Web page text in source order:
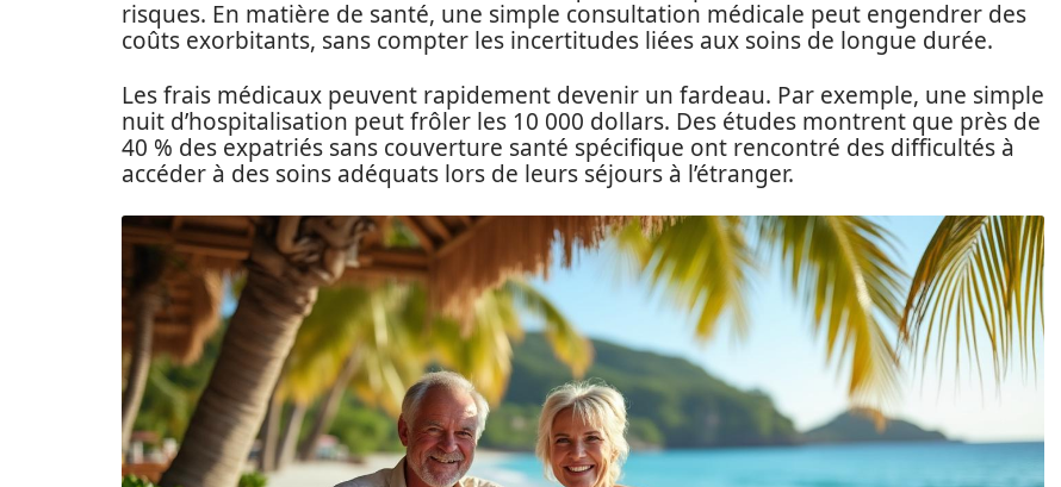
risques. En matière de santé, une simple consultation médicale peut engendrer des
coûts exorbitants, sans compter les incertitudes liées aux soins de longue durée.
Les frais médicaux peuvent rapidement devenir un fardeau. Par exemple, une simple
nuit d’hospitalisation peut frôler les 10 000 dollars. Des études montrent que près de
40 % des expatriés sans couverture santé spécifique ont rencontré des difficultés à
accéder à des soins adéquats lors de leurs séjours à l’étranger.